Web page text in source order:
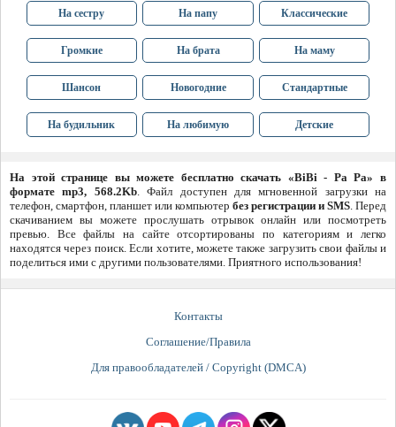
На сестру На папу Классические
Громкие На брата На маму
Шансон Новогодние Стандартные
На будильник На любимую Детские
На этой странице вы можете бесплатно скачать «BiBi - Pa Pa» в
формате mp3, 568.2Kb. Файл доступен для мгновенной загрузки на
телефон, смартфон, планшет или компьютер без регистрации и SMS. Перед
скачиванием вы можете прослушать отрывок онлайн или посмотреть
превью. Все файлы на сайте отсортированы по категориям и легко
находятся через поиск. Если хотите, можете также загрузить свои файлы и
поделиться ими с другими пользователями. Приятного использования!
Контакты
Соглашение/Правила
Для правообладателей / Copyright (DMCA)